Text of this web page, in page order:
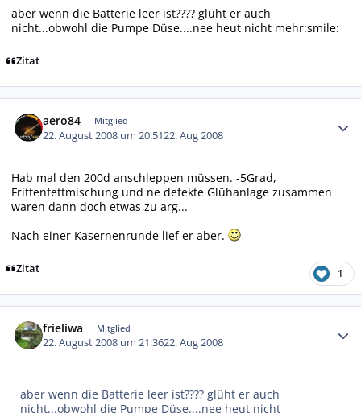
aber wenn die Batterie leer ist???? glüht er auch
nicht...obwohl die Pumpe Düse....nee heut nicht mehr:smile:
Zitat
aero84 Mitglied
22. August 2008 um 20:5122. Aug 2008
Hab mal den 200d anschleppen müssen. -5Grad,
Frittenfettmischung und ne defekte Glühanlage zusammen
waren dann doch etwas zu arg...
Nach einer Kasernenrunde lief er aber.
Zitat 1
frieliwa Mitglied
22. August 2008 um 21:3622. Aug 2008
aber wenn die Batterie leer ist???? glüht er auch
nicht...obwohl die Pumpe Düse....nee heut nicht